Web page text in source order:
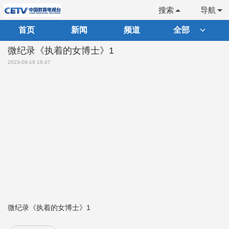
导航
搜索
首页 新闻 频道 全部
微纪录《执着的女博士》1
2023-09-19 16:47
微纪录《执着的女博士》1